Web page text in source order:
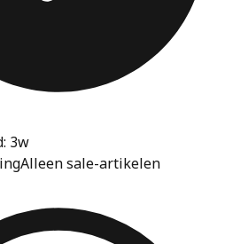
3w
Alleen sale-artikelen